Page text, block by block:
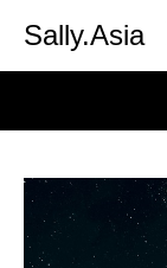
Sally.Asia